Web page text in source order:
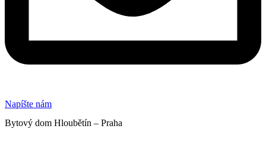
Napíšte nám
Bytový dom Hloubětín – Praha